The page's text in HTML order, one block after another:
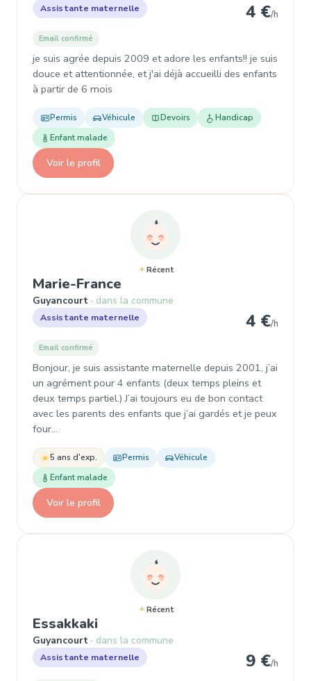
Assistante maternelle 4 €/h
Email confirmé
je suis agrée depuis 2009 et adore les enfants!! je suis
douce et attentionnée, et j'ai déjà accueilli des enfants
à partir de 6 mois
Permis Véhicule Devoirs
Handicap
Enfant malade
Voir le profil
Récent
Marie-France
Guyancourt dans la commune
Assistante maternelle 4 €/h
Email confirmé
Bonjour, je suis assistante maternelle depuis 2001, j’ai
un agrément pour 4 enfants (deux temps pleins et
deux temps partiel.) J’ai toujours eu de bon contact
avec les parents des enfants que j’ai gardés et je peux
four…
5 ans d'exp. Permis
Véhicule
Enfant malade
Voir le profil
Récent
Essakkaki
Guyancourt dans la commune
Assistante maternelle 9 €/h